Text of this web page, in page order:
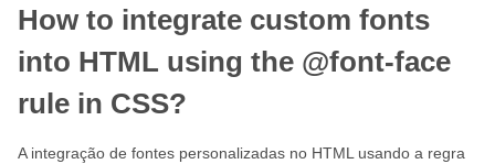
How to integrate custom fonts
into HTML using the @font-face
rule in CSS?
A integração de fontes personalizadas no HTML usando a regra